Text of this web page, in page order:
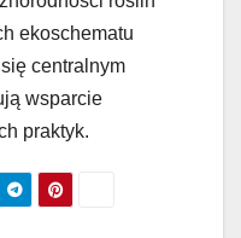
ekoschematu
centralnym
wsparcie
praktyk.